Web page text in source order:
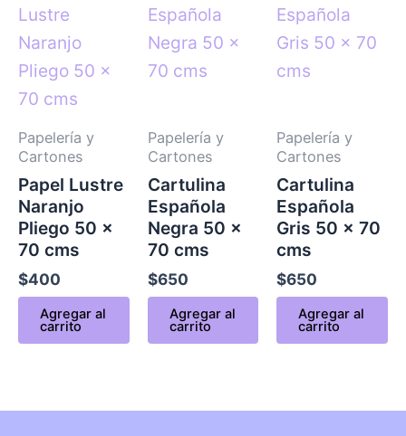
Papelería y
Cartones
Papel Lustre
Naranjo
Pliego 50 x
70 cms
$400
Agregar al
carrito
Papelería y
Cartones
Cartulina
Española
Negra 50 x
70 cms
$650
Agregar al
carrito
Papelería y
Cartones
Cartulina
Española
Gris 50 x 70
cms
$650
Agregar al
carrito